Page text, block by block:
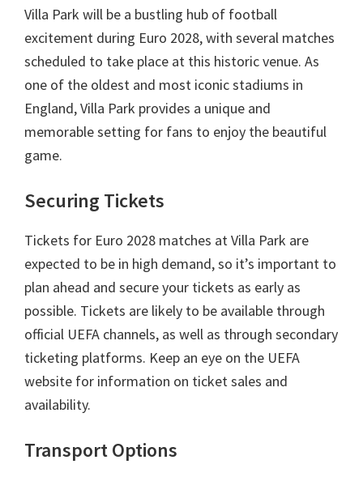
Villa Park will be a bustling hub of football
excitement during Euro 2028,with several matches
scheduled to take place at this historic venue. As
one of the oldest and most iconic stadiums in
England,Villa Park provides a unique and
memorable setting for fans to enjoy the beautiful
game.
Securing Tickets
Tickets for Euro 2028 matches at Villa Park are
expected to be in high demand,so it’s important to
plan ahead and secure your tickets as early as
possible. Tickets are likely to be available through
official UEFA channels, as well as through secondary
ticketing platforms. Keep an eye on the UEFA
website for information on ticket sales and
availability.
Transport Options